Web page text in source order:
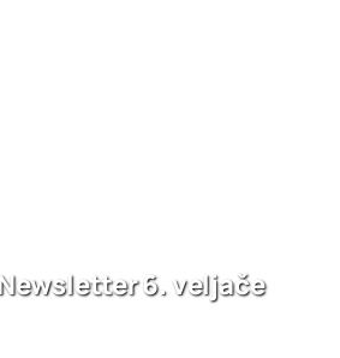
Newsletter 6. veljače